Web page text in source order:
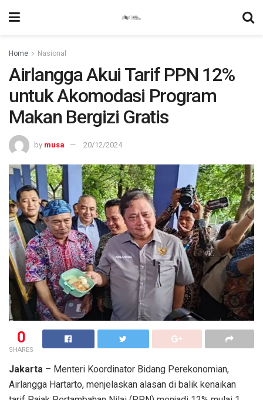
Home Nasional
Airlangga Akui Tarif PPN 12%
untuk Akomodasi Program
Makan Bergizi Gratis
by musa 20/12/2024
0
SHARES
Jakarta – Menteri Koordinator Bidang Perekonomian,
Airlangga Hartarto, menjelaskan alasan di balik kenaikan